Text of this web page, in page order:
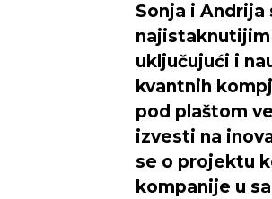
Sonja i Andrija
uključujući i
kvantnih
pod plaštom
izvesti na
se o projektu
kompanije u
Novi